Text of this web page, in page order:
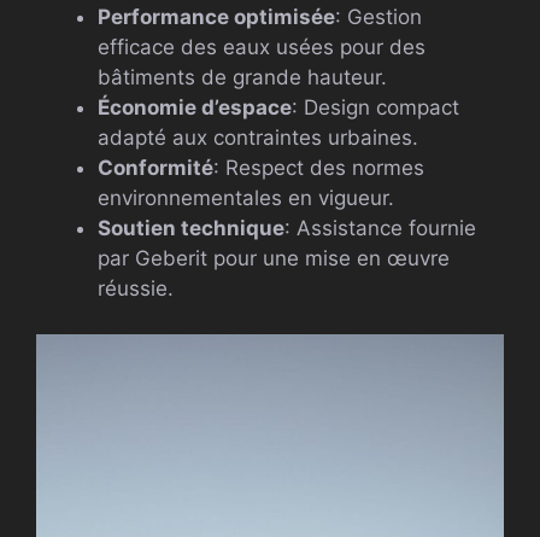
Performance optimisée: Gestion
efficace des eaux usées pour des
bâtiments de grande hauteur.
Économie d’espace: Design compact
adapté aux contraintes urbaines.
Conformité: Respect des normes
environnementales en vigueur.
Soutien technique: Assistance fournie
par Geberit pour une mise en œuvre
réussie.